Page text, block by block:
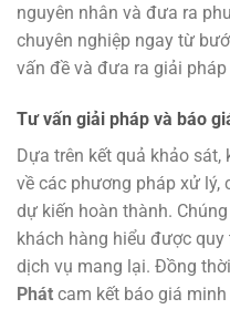
nguyên nhân và đưa ra
chuyên nghiệp ngay từ
vấn đề và đưa ra giải
Tư vấn giải pháp và báo
Dựa trên kết quả khảo
về các phương pháp xử lý,
dự kiến hoàn thành.
khách hàng hiểu được
dịch vụ mang lại. Đồng
Phát cam kết báo giá